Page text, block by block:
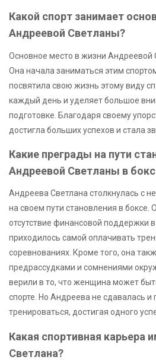
Какой спорт занимает
Андреевой Светланы?
Основное место в жизни Андреевой
Она начала заниматься этим
посвятила свою жизнь этому виду
каждый день и уделяет большое
подготовке. Благодаря своему
достигла больших успехов и стала
Какие преграды на пути
Андреевой Светланы в
Андреева Светлана столкнулась с
на своем пути становления в боксе.
отсутствие финансовой поддержки
приходилось самой оплачивать
соревнованиях. Кроме того, она
предрассудками и сомнениями
верили в то, что женщина может
спорте. Но Андреева не сдавалась
тренироваться, достигая одного
Какая спортивная карьера
Светлана?